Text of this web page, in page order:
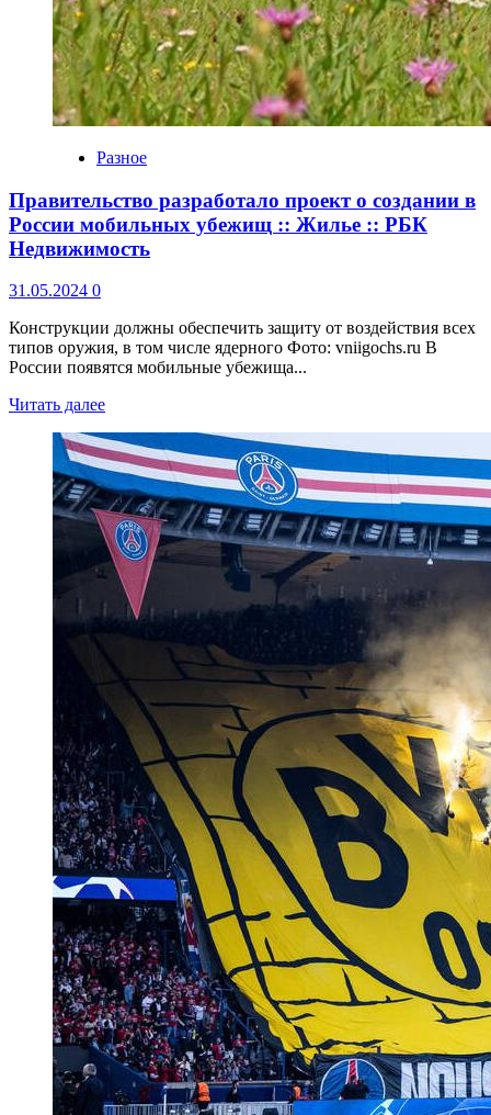
Разное
Правительство разработало проект о создании в
России мобильных убежищ :: Жилье :: РБК
Недвижимость
31.05.2024 0
Конструкции должны обеспечить защиту от воздействия всех
типов оружия, в том числе ядерного Фото: vniigochs.ru В
России появятся мобильные убежища...
Читать далее